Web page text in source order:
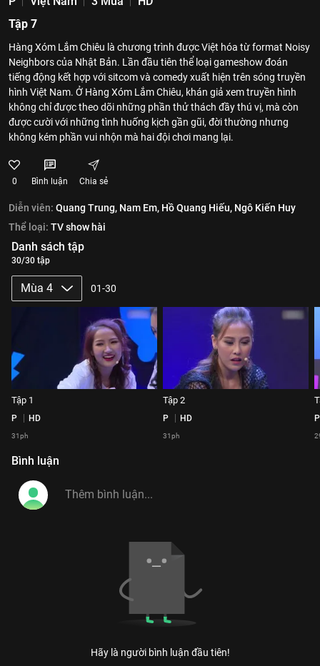
Tập 7
Hàng Xóm Lắm Chiêu là chương trình được Việt hóa từ format Noisy
Neighbors của Nhật Bản. Lần đầu tiên thể loại gameshow đoán
tiếng động kết hợp với sitcom và comedy xuất hiện trên sóng truyền
hình Việt Nam. Ở Hàng Xóm Lắm Chiêu, khán giả xem truyền hình
không chỉ được theo dõi những phần thử thách đầy thú vị, mà còn
được cười với những tình huống kịch gần gũi, đời thường nhưng
không kém phần vui nhộn mà hai đội chơi mang lại.
0 Bình luận Chia sẻ
Diễn viên: Quang Trung, Nam Em, Hồ Quang Hiếu, Ngô Kiến Huy
Thể loại: TV show hài
Danh sách tập
30/30 tập
Mùa 4 01-30
Tập 1
P HD
31ph
Tập 2
P HD
31ph
P
Bình luận
Hãy là người bình luận đầu tiên!